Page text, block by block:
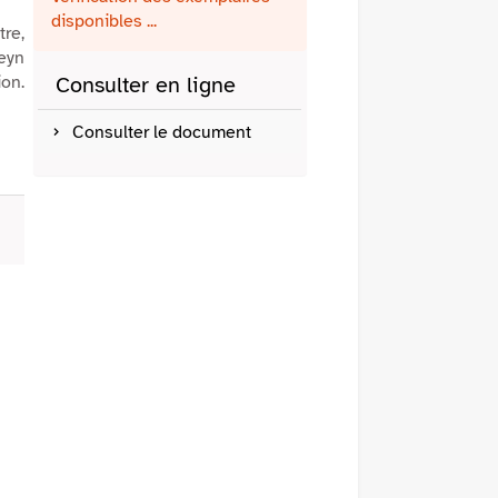
disponibles ...
Consulter en ligne
Consulter le document